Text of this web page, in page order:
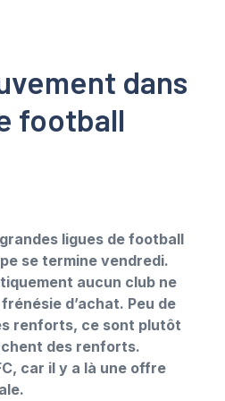
dans
football
ligues de football
se termine vendredi.
aucun club ne
d’achat. Peu de
renforts, ce sont plutôt
des renforts.
car il y a là une offre